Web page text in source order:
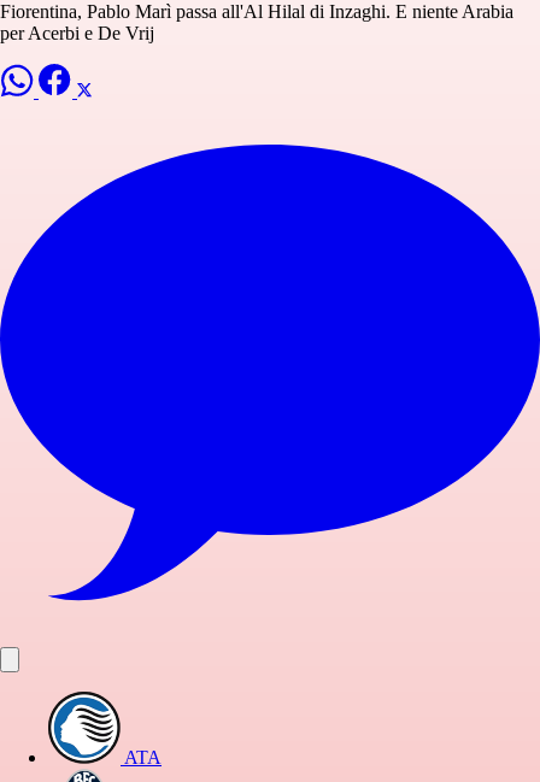
Fiorentina, Pablo Marì passa all'Al Hilal di Inzaghi. E niente Arabia
per Acerbi e De Vrij
ATA